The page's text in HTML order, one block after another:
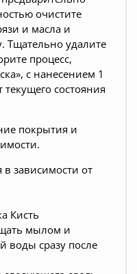
очистите
и масла и
Тщательно удалите
процесс,
с нанесением 1
состояния
покрытия и
зависимости от
Кисть
мылом и
воды сразу после